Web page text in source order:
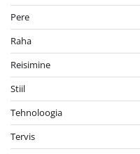
Pere
Raha
Reisimine
Stiil
Tehnoloogia
Tervis